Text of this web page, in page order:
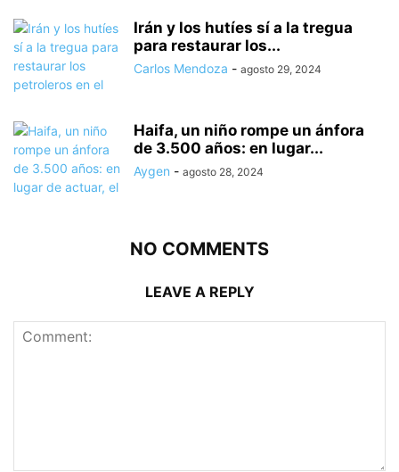
Irán y los hutíes sí a la tregua
para restaurar los...
Carlos Mendoza - agosto 29, 2024
Haifa, un niño rompe un ánfora
de 3.500 años: en lugar...
Aygen - agosto 28, 2024
NO COMMENTS
LEAVE A REPLY